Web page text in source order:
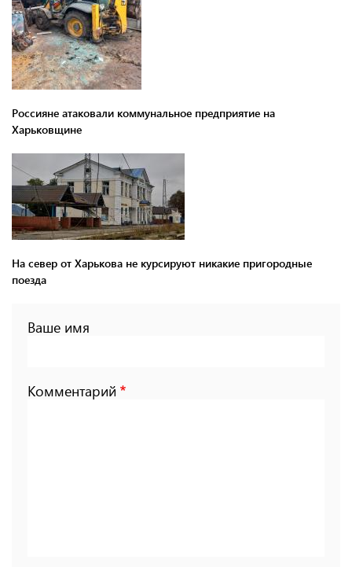
Россияне атаковали коммунальное предприятие на
Харьковщине
На север от Харькова не курсируют никакие пригородные
поезда
Ваше имя
Комментарий